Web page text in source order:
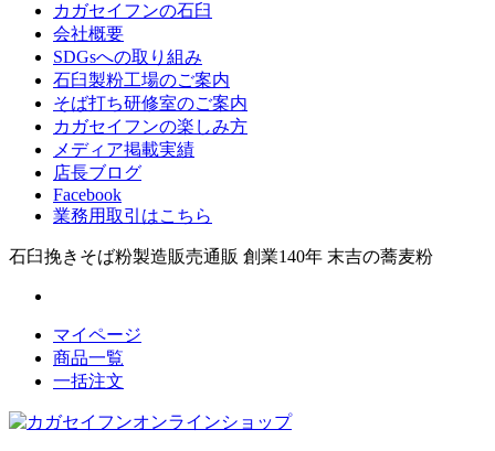
カガセイフンの石臼
会社概要
SDGsへの取り組み
石臼製粉工場のご案内
そば打ち研修室のご案内
カガセイフンの楽しみ方
メディア掲載実績
店長ブログ
Facebook
業務用取引はこちら
石臼挽きそば粉製造販売通販 創業140年 末吉の蕎麦粉
マイページ
商品一覧
一括注文